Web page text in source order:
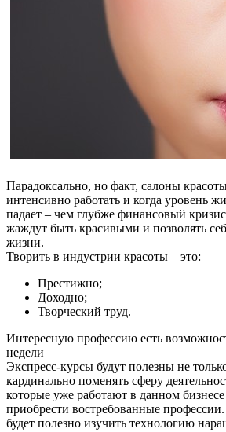
Парадоксально, но факт, салоны
интенсивно работать и когда уровень
падает – чем глубже финансовый
жаждут быть красивыми и позволять
жизни.
Творить в индустрии красоты – это:
Престижно;
Доходно;
Творческий труд.
Интересную профессию есть
недели
Экспресс-курсы будут полезны не
кардинально поменять сферу
которые уже работают в данном
приобрести востребованные
будет полезно изучить технологию